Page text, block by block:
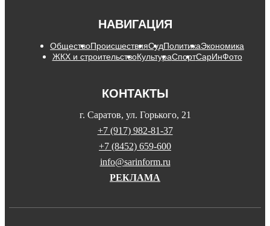
НАВИГАЦИЯ
ОбществоПроисшествияСудПолитикаЭкономика
ЖКХ и строительствоКультураСпортСарИнФото
КОНТАКТЫ
г. Саратов, ул. Горького, 21
+7 (917) 982-81-37
+7 (8452) 659-600
info@sarinform.ru
РЕКЛАМА